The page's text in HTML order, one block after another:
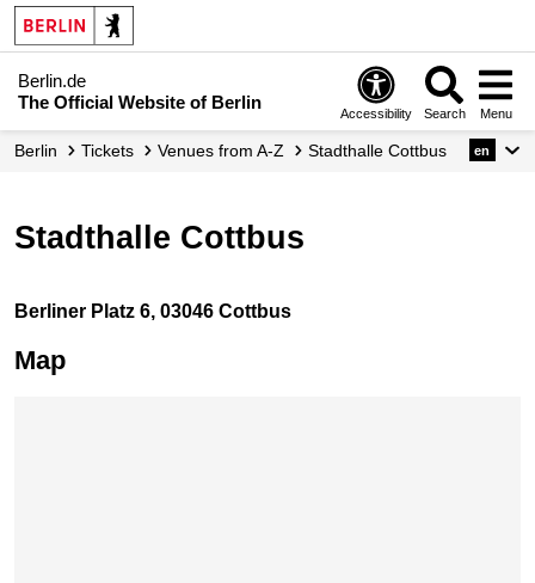
Berlin.de
The Official Website of Berlin
Accessibility Search Menu
Berlin Tickets Venues from A-Z Stadthalle Cottbus en
Stadthalle Cottbus
Berliner Platz 6, 03046 Cottbus
Map